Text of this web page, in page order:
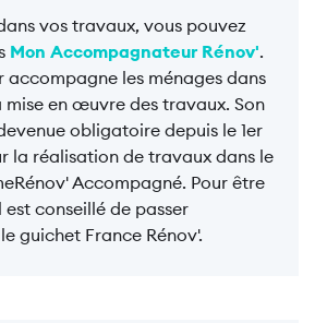
vos travaux, vous pouvez
Mon Accompagnateur Rénov'.
les ménages dans
en œuvre des travaux. Son
obligatoire depuis le 1er
la réalisation de travaux dans le
Accompagné. Pour être
conseillé de passer
guichet France Rénov'.